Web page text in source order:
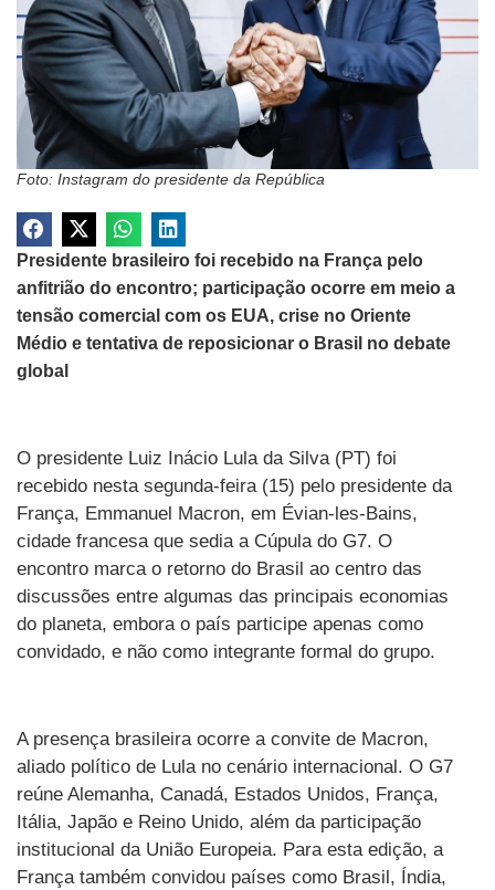
Foto: Instagram do presidente da República
Presidente brasileiro foi recebido na França pelo
anfitrião do encontro; participação ocorre em meio a
tensão comercial com os EUA, crise no Oriente
Médio e tentativa de reposicionar o Brasil no debate
global
O presidente Luiz Inácio Lula da Silva (PT) foi
recebido nesta segunda-feira (15) pelo presidente da
França, Emmanuel Macron, em Évian-les-Bains,
cidade francesa que sedia a Cúpula do G7. O
encontro marca o retorno do Brasil ao centro das
discussões entre algumas das principais economias
do planeta, embora o país participe apenas como
convidado, e não como integrante formal do grupo.
A presença brasileira ocorre a convite de Macron,
aliado político de Lula no cenário internacional. O G7
reúne Alemanha, Canadá, Estados Unidos, França,
Itália, Japão e Reino Unido, além da participação
institucional da União Europeia. Para esta edição, a
França também convidou países como Brasil, Índia,